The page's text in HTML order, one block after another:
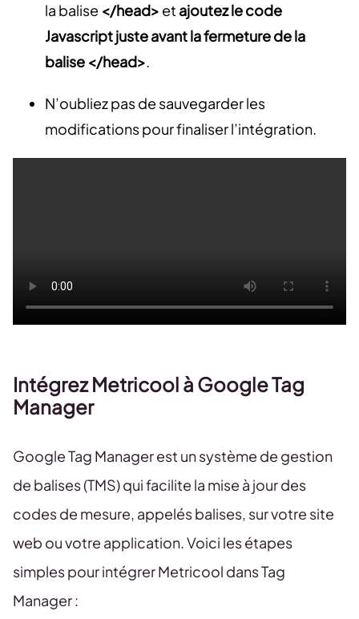
la balise </head> et ajoutez le code
Javascript juste avant la fermeture de la
balise </head>.
N’oubliez pas de sauvegarder les
modifications pour finaliser l’intégration.
Intégrez Metricool à Google Tag
Manager
Google Tag Manager est un système de gestion
de balises (TMS) qui facilite la mise à jour des
codes de mesure, appelés balises, sur votre site
web ou votre application. Voici les étapes
simples pour intégrer Metricool dans Tag
Manager :